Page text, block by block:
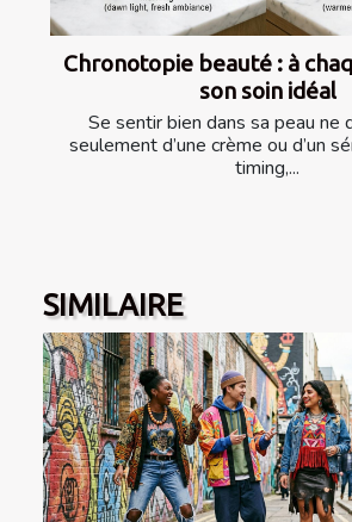
Chronotopie beauté : à
son soin idéal
Se sentir bien dans sa peau ne
seulement d’une crème ou d’un
timing,...
SIMILAIRE